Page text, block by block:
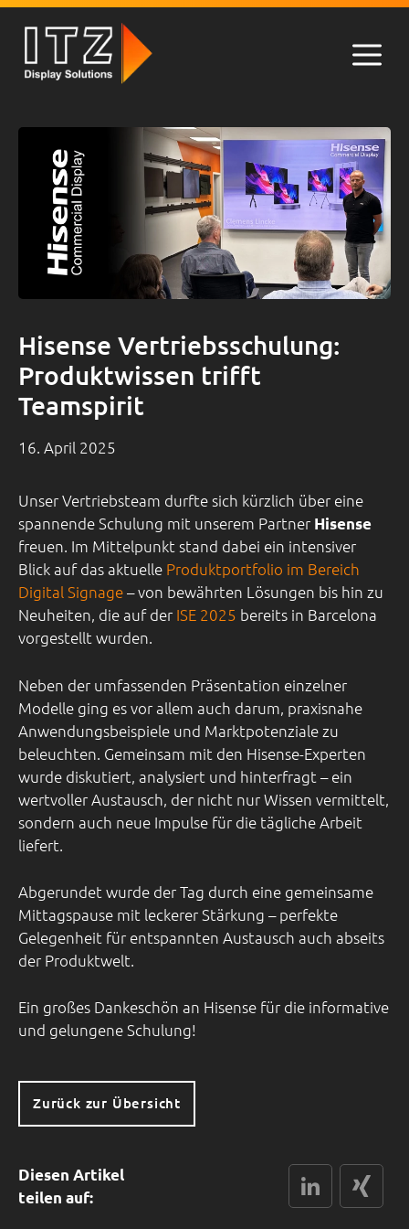
Zum
Inhalt
Hisense Vertriebsschulung:
Produktwissen trifft
Teamspirit
16. April 2025
Unser Vertriebsteam durfte sich kürzlich über eine
spannende Schulung mit unserem Partner Hisense
freuen. Im Mittelpunkt stand dabei ein intensiver
Blick auf das aktuelle Produktportfolio im Bereich
Digital Signage– von bewährten Lösungen bis hin zu
Neuheiten, die auf der ISE 2025 bereits in Barcelona
vorgestellt wurden.
Neben der umfassenden Präsentation einzelner
Modelle ging es vor allem auch darum, praxisnahe
Anwendungsbeispiele und Marktpotenziale zu
beleuchten. Gemeinsam mit den Hisense-Experten
wurde diskutiert, analysiert und hinterfragt – ein
wertvoller Austausch, der nicht nur Wissen vermittelt,
sondern auch neue Impulse für die tägliche Arbeit
liefert.
Abgerundet wurde der Tag durch eine gemeinsame
Mittagspause mit leckerer Stärkung – perfekte
Gelegenheit für entspannten Austausch auch abseits
der Produktwelt.
Ein großes Dankeschön an Hisense für die informative
und gelungene Schulung!
Zurück zur Übersicht
Diesen Artikel
teilen auf:
LinkedIn
xing